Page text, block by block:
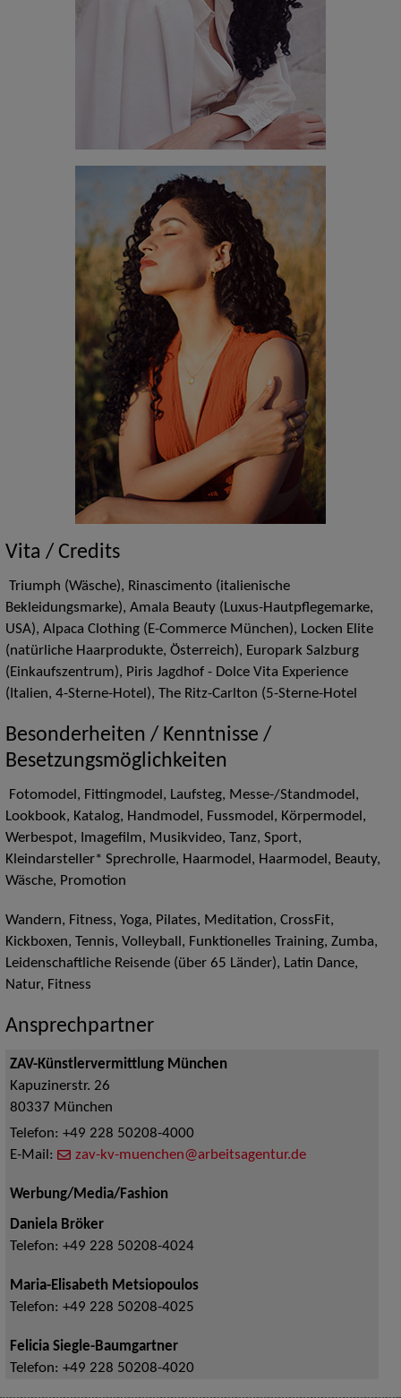
Vita / Credits
Triumph (Wäsche), Rinascimento (italienische
Bekleidungsmarke), Amala Beauty (Luxus-Hautpflegemarke,
USA), Alpaca Clothing (E-Commerce München), Locken Elite
(natürliche Haarprodukte, Österreich), Europark Salzburg
(Einkaufszentrum), Piris Jagdhof - Dolce Vita Experience
(Italien, 4-Sterne-Hotel), The Ritz-Carlton (5-Sterne-Hotel
Besonderheiten / Kenntnisse /
Besetzungsmöglichkeiten
Fotomodel, Fittingmodel, Laufsteg, Messe-/Standmodel,
Lookbook, Katalog, Handmodel, Fussmodel, Körpermodel,
Werbespot, Imagefilm, Musikvideo, Tanz, Sport,
Kleindarsteller* Sprechrolle, Haarmodel, Haarmodel, Beauty,
Wäsche, Promotion
Wandern, Fitness, Yoga, Pilates, Meditation, CrossFit,
Kickboxen, Tennis, Volleyball, Funktionelles Training, Zumba,
Leidenschaftliche Reisende (über 65 Länder), Latin Dance,
Natur, Fitness
Ansprechpartner
ZAV-Künstlervermittlung München
Kapuzinerstr. 26
80337 München
Telefon: +49 228 50208-4000
E-Mail:
zav-kv-muenchen@arbeitsagentur.de
Werbung/Media/Fashion
Daniela Bröker
Telefon: +49 228 50208-4024
Maria-Elisabeth Metsiopoulos
Telefon: +49 228 50208-4025
Felicia Siegle-Baumgartner
Telefon: +49 228 50208-4020